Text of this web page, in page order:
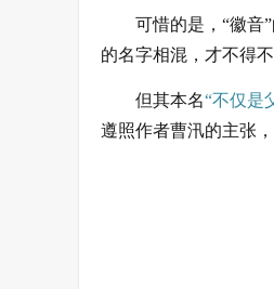
可惜的是，“徽音
的名字相混，才不得
但其本名“不仅是
遵照作者曹汛的主张